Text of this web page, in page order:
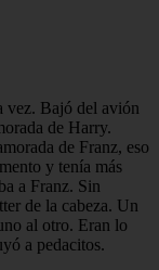
vez. Bajó del avión
de Harry.
de Franz, eso
y tenía más
a Franz. Sin
de la cabeza. Un
al otro. Eran lo
a pedacitos.